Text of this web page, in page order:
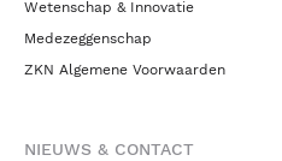
Wetenschap & Innovatie
Medezeggenschap
ZKN Algemene Voorwaarden
NIEUWS & CONTACT